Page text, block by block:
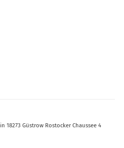
18273 Güstrow Rostocker Chaussee 4